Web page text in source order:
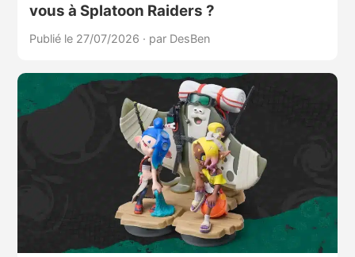
vous à Splatoon Raiders ?
Publié le 27/07/2026 · par DesBen